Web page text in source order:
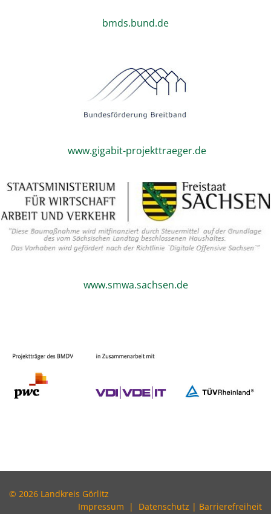
bmds.bund.de
www.gigabit-projekttraeger.de
www.smwa.sachsen.de
© 2026 Landkreis Görlitz
Impressum | Datenschutz | Barrierefreiheit